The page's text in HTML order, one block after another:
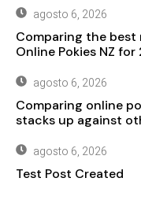
agosto 6, 2026
Comparing the best
Online Pokies NZ for
agosto 6, 2026
Comparing online
stacks up against
agosto 6, 2026
Test Post Created